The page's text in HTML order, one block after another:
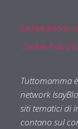
Dichiarazione
Cookie Policy
Tuttomamma è
network
siti tematici di
contano sul